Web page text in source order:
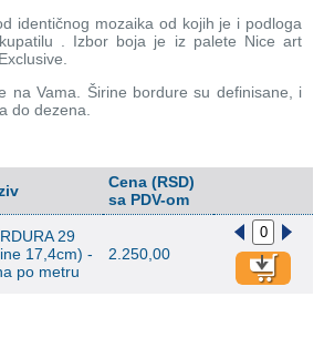
identičnog mozaika od kojih je i podloga
. Izbor boja je iz palete Nice art
na Vama. Širine bordure su definisane, i
do dezena.
Cena (RSD)
sa PDV-om
29
17,4cm) -
po metru
2.250,00